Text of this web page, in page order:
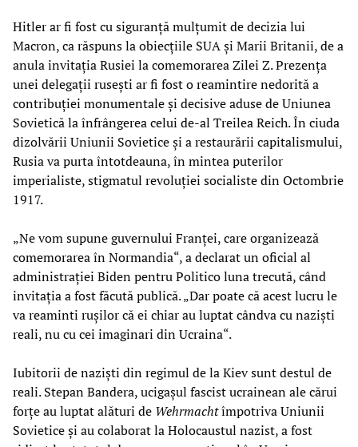
Hitler ar fi fost cu siguranță mulțumit de decizia lui
Macron, ca răspuns la obiecțiile SUA și Marii Britanii, de a
anula invitația Rusiei la comemorarea Zilei Z. Prezența
unei delegații rusești ar fi fost o reamintire nedorită a
contribuției monumentale și decisive aduse de Uniunea
Sovietică la înfrângerea celui de-al Treilea Reich. În ciuda
dizolvării Uniunii Sovietice și a restaurării capitalismului,
Rusia va purta întotdeauna, în mintea puterilor
imperialiste, stigmatul revoluției socialiste din Octombrie
1917.
„Ne vom supune guvernului Franței, care organizează
comemorarea în Normandia“, a declarat un oficial al
administrației Biden pentru Politico luna trecută, când
invitația a fost făcută publică. „Dar poate că acest lucru le
va reaminti rușilor că ei chiar au luptat cândva cu naziști
reali, nu cu cei imaginari din Ucraina“.
Iubitorii de naziști din regimul de la Kiev sunt destul de
reali. Stepan Bandera, ucigașul fascist ucrainean ale cărui
forțe au luptat alături de Wehrmachtîmpotriva Uniunii
Sovietice și au colaborat la Holocaustul nazist, a fost